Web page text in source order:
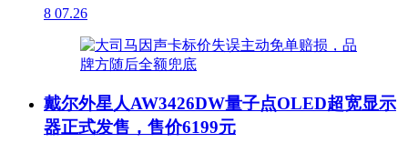
8 07.26
戴尔外星人AW3426DW量子点OLED超宽显示
器正式发售，售价6199元